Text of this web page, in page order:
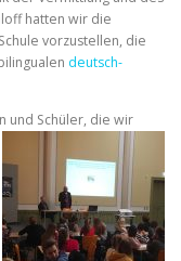
hatten wir die
vorzustellen, die
deutsch-
und Schüler, die wir